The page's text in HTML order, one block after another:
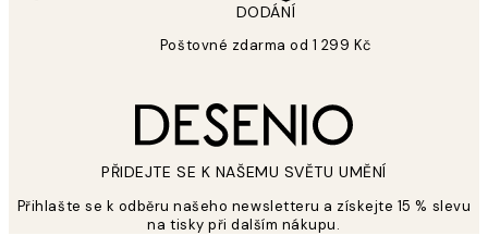
DODÁNÍ
Poštovné zdarma od 1 299 Kč
PŘIDEJTE SE K NAŠEMU SVĚTU UMĚNÍ
Přihlašte se k odběru našeho newsletteru a získejte 15 % slevu
na tisky při dalším nákupu.